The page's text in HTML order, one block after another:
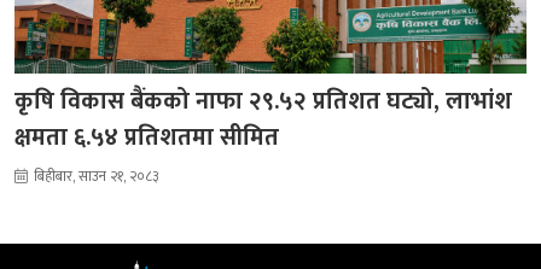
कृषि विकास बैंकको नाफा २९.५२ प्रतिशत घट्यो, लाभांश
क्षमता ६.५४ प्रतिशतमा सीमित
बिहीबार, साउन २१, २०८३